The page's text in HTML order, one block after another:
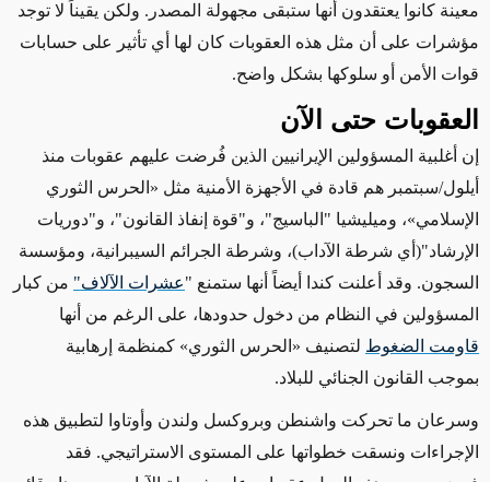
معينة كانوا يعتقدون أنها ستبقى مجهولة المصدر . ولكن يقيناً لا توجد
مؤشرات على أن مثل هذه العقوبات كان لها أي تأثير على حسابات
قوات الأمن أو سلوكها بشكل واضح.
العقوبات حتى الآن
إن أغلبية المسؤولين الإيرانيين الذين فُرضت عليهم عقوبات منذ
أيلول/سبتمبر هم قادة في الأجهزة الأمنية مثل « الحرس الثوري
الإسلامي»، وميليشيا "الباسيج"، و"قوة إنفاذ القانون"، و"دوريات
الإرشاد"(أي شرطة الآداب)، وشرطة الجرائم السيبرانية، ومؤسسة
السجون. وقد أعلنت كندا أيضاً أنها ستمنع "عشرات الآلاف" من كبار
المسؤولين في النظام من دخول حدودها، على الرغم من أنها
قاومت الضغوط لتصنيف « الحرس الثوري» كمنظمة إرهابية
بموجب القانون الجنائي للبلاد.
وسرعان ما تحركت واشنطن وبروكسل ولندن وأوتاوا لتطبيق هذه
الإجراءات ونسقت خطواتها على المستوى الاستراتيجي. فقد